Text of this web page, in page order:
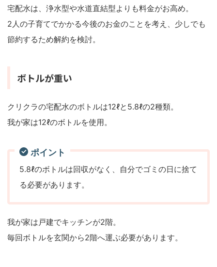
宅配水は、浄水型や水道直結型よりも料金がお高め。
2人の子育てでかかる今後のお金のことを考え、少しでも
節約するため解約を検討。
ボトルが重い
クリクラの宅配水のボトルは12ℓと5.8ℓの2種類。
我が家は12ℓのボトルを使用。
ポイント
5.8ℓのボトルは回収がなく、自分でゴミの日に捨て
る必要があります。
我が家は戸建でキッチンが2階。
毎回ボトルを玄関から2階へ運ぶ必要があります。